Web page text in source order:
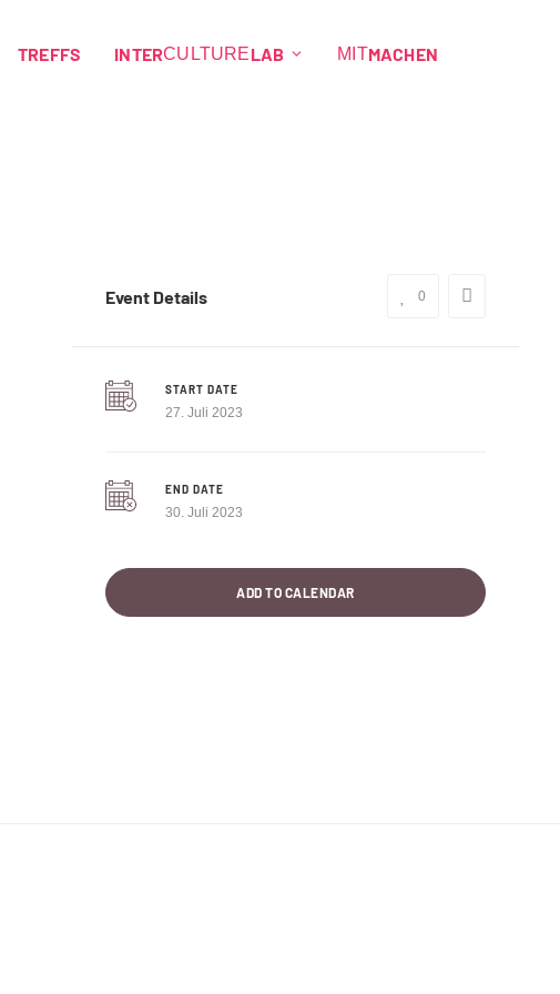
TREFFS INTERCULTURELAB MITMACHEN
Event Details 0
START DATE
27. Juli 2023
END DATE
30. Juli 2023
ADD TO CALENDAR